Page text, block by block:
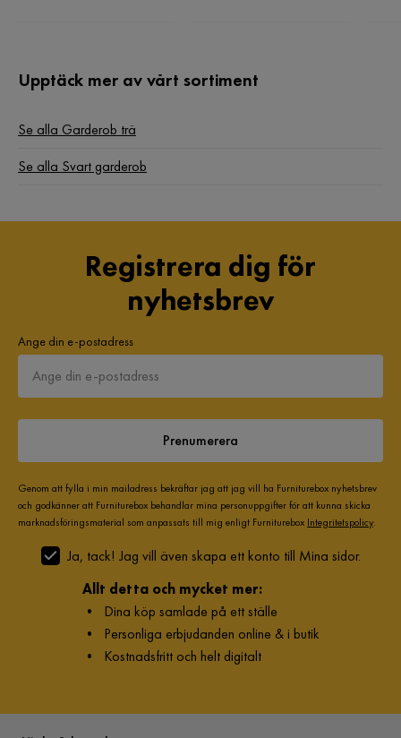
Upptäck mer av vårt sortiment
Se alla Garderob trä
Se alla Svart garderob
Registrera dig för
nyhetsbrev
Ange din e-postadress
Prenumerera
Genom att fylla i min mailadress bekräftar jag att jag vill ha Furniturebox nyhetsbrev
och godkänner att Furniturebox behandlar mina personuppgifter för att kunna skicka
marknadsföringsmaterial som anpassats till mig enligt Furniturebox Integritetspolicy.
Ja, tack! Jag vill även skapa ett konto till Mina sidor.
Allt detta och mycket mer:
• Dina köp samlade på ett ställe
• Personliga erbjudanden online & i butik
• Kostnadsfritt och helt digitalt